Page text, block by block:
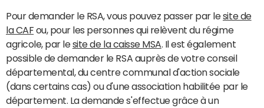
Pour demander le RSA, vous pouvez passer par lesite de
la CAF ou, pour les personnes qui relèvent du régime
agricole, par lesite de la caisse MSA . Il est également
possible de demander le RSA auprès de votre conseil
départemental, du centre communal d'action sociale
(dans certains cas) ou d'une association habilitée par le
département. La demande s'effectue grâce à un